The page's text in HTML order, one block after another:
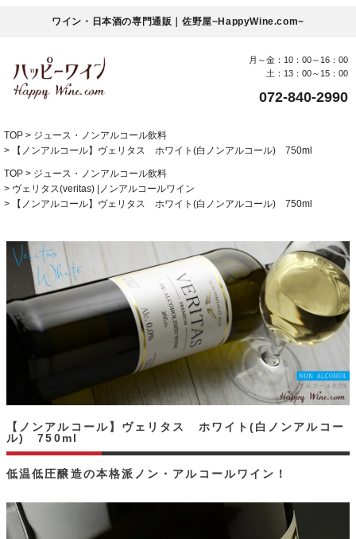
ワイン・日本酒の専門通販｜佐野屋~HappyWine.com~
月～金：10：00～16：00
土：13：00～15：00
072-840-2990
TOP
ジュース・ノンアルコール飲料
【ノンアルコール】ヴェリタス ホワイト(白ノンアルコール) 750ml
TOP
ジュース・ノンアルコール飲料
ヴェリタス(veritas) |ノンアルコールワイン
【ノンアルコール】ヴェリタス ホワイト(白ノンアルコール) 750ml
低温低圧醸造の本格派ノン・アルコールワイン！
【ノンアルコール】ヴェリタス ホワイト(白ノンアルコー
ル) 750ml